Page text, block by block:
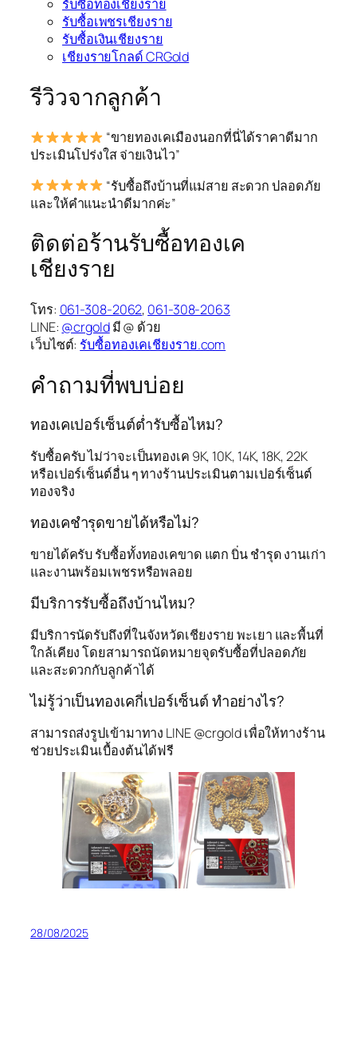
รับซื้อทองเชียงราย
รับซื้อเพชรเชียงราย
รับซื้อเงินเชียงราย
เชียงรายโกลด์ CRGold
รีวิวจากลูกค้า
“ขายทองเคเมืองนอกที่นี่ได้ราคาดีมาก
ประเมินโปร่งใส จ่ายเงินไว”
“รับซื้อถึงบ้านที่แม่สาย สะดวก ปลอดภัย
และให้คำแนะนำดีมากค่ะ”
ติดต่อร้านรับซื้อทองเค
เชียงราย
โทร: 061-308-2062, 061-308-2063
LINE: @crgoldมี @ ด้วย
เว็บไซต์: รับซื้อทองเคเชียงราย.com
คำถามที่พบบ่อย
ทองเคเปอร์เซ็นต์ต่ำรับซื้อไหม?
รับซื้อครับ ไม่ว่าจะเป็นทองเค 9K, 10K, 14K, 18K, 22K
หรือเปอร์เซ็นต์อื่น ๆ ทางร้านประเมินตามเปอร์เซ็นต์
ทองจริง
ทองเคชำรุดขายได้หรือไม่?
ขายได้ครับ รับซื้อทั้งทองเคขาด แตก บิ่น ชำรุด งานเก่า
และงานพร้อมเพชรหรือพลอย
มีบริการรับซื้อถึงบ้านไหม?
มีบริการนัดรับถึงที่ในจังหวัดเชียงราย พะเยา และพื้นที่
ใกล้เคียง โดยสามารถนัดหมายจุดรับซื้อที่ปลอดภัย
และสะดวกกับลูกค้าได้
ไม่รู้ว่าเป็นทองเคกี่เปอร์เซ็นต์ ทำอย่างไร?
สามารถส่งรูปเข้ามาทาง LINE @crgold เพื่อให้ทางร้าน
ช่วยประเมินเบื้องต้นได้ฟรี
28/08/2025